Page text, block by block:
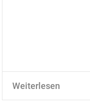
Weiterlesen